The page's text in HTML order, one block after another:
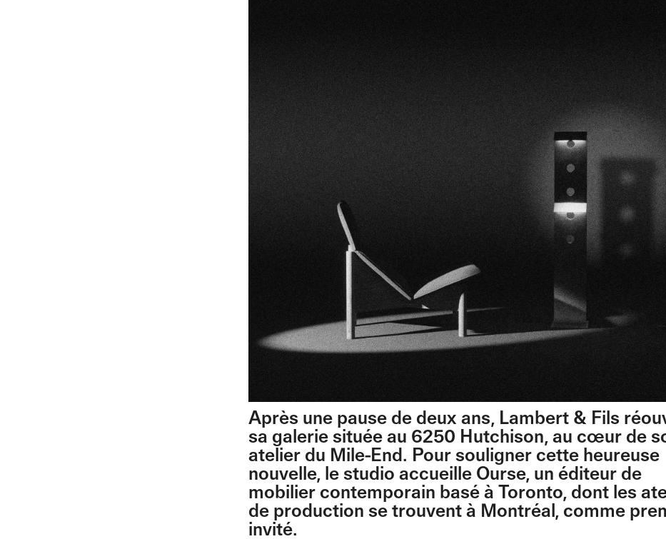
Après une pause de deux ans, Lambert & Fils
sa galerie située au 6250 Hutchison, au cœur de
atelier du Mile-End. Pour souligner cette heureuse
nouvelle, le studio accueille Ourse, un éditeur de
mobilier contemporain basé à Toronto, dont les
de production se trouvent à Montréal, comme
invité.